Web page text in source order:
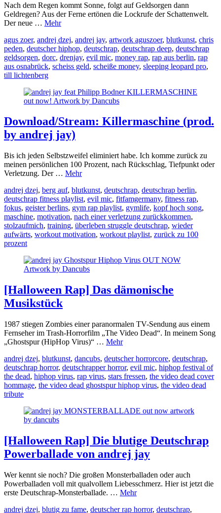
Nach dem Regen kommt Sonne, folgt auf Geldsorgen dann
Geldregen? Aus der Ferne ertönen die Lockrufe der Schattenwelt.
Der neue … Mehr
agus zoer, andrej dzej, andrej jay, artwork aguszoer, blutkunst, chris
peden, deutscher hiphop, deutschrap, deutschrap deep, deutschrap
geldsorgen, dorc, drenjay, evil mic, money rap, rap aus berlin, rap
aus osnabrück, scheiss geld, scheiße money, sleeping leopard pro,
till lichtenberg
Download/Stream: Killermaschine (prod.
by andrej jay)
Bis ich jeden Selbstzweifel eliminiert habe. Ich komme zurück zu
meinen persönlichen 100 Prozent, nach Rückschlag, Tiefpunkt oder
Verletzung. Der … Mehr
andrej dzej, berg auf, blutkunst, deutschrap, deutschrap berlin,
deutschrap fitness playlist, evil mic, fitfamgermany, fitness rap,
fokus, geister berlins, gym rap playlist, gymlife, kopf hoch song,
maschine, motivation, nach einer verletzung zurückkommen,
stolzaufmich, training, überleben struggle deutschrap, wieder
aufwärts, workout motivation, workout playlist, zurück zu 100
prozent
[Halloween Rap] Das dämonische
Musikstück
1987 stiegen Zombies einer paranormalen TV-Sendung aus einem
Fernseher im Trash-Horrorfilm „The Video Dead“. In meinem Song
„Ghostspur (HipHop Virus)“ … Mehr
andrej dzej, blutkunst, dancubs, deutscher horrorcore, deutschrap,
deutschrap horror, deutschrapper horror, evil mic, hiphop festival of
the dead, hiphop virus, rap virus, stars fressen, the video dead cover
hommage, the video dead ghostspur hiphop virus, the video dead
tribute
[Halloween Rap] Die blutige Deutschrap
Powerballade von andrej jay
Wer kennt sie noch? Die großen Monsterballaden oder auch
Powerballaden voll mit qualvollem Liebesschmerz. Hier ist jetzt die
erste Deutschrap-Monsterballade. … Mehr
andrej dzej, blutig zu fame, deutscher rap horror, deutschrap,